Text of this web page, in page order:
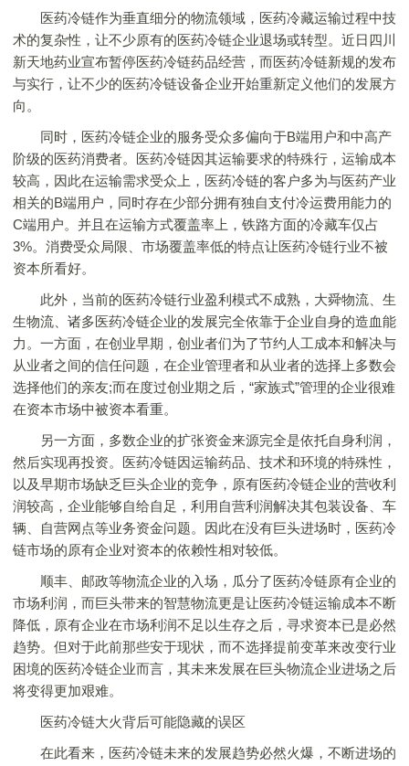
医药冷链作为垂直细分的物流领域，医药冷藏运输过程中技
术的复杂性，让不少原有的医药冷链企业退场或转型。近日四川
新天地药业宣布暂停医药冷链药品经营，而医药冷链新规的发布
与实行，让不少的医药冷链设备企业开始重新定义他们的发展方
向。
同时，医药冷链企业的服务受众多偏向于B端用户和中高产
阶级的医药消费者。医药冷链因其运输要求的特殊行，运输成本
较高，因此在运输需求受众上，医药冷链的客户多为与医药产业
相关的B端用户，同时存在少部分拥有独自支付冷运费用能力的
C端用户。并且在运输方式覆盖率上，铁路方面的冷藏车仅占
3%。消费受众局限、市场覆盖率低的特点让医药冷链行业不被
资本所看好。
此外，当前的医药冷链行业盈利模式不成熟，大舜物流、生
生物流、诸多医药冷链企业的发展完全依靠于企业自身的造血能
力。一方面，在创业早期，创业者们为了节约人工成本和解决与
从业者之间的信任问题，在企业管理者和从业者的选择上多数会
选择他们的亲友;而在度过创业期之后，“家族式”管理的企业很难
在资本市场中被资本看重。
另一方面，多数企业的扩张资金来源完全是依托自身利润，
然后实现再投资。医药冷链因运输药品、技术和环境的特殊性，
以及早期市场缺乏巨头企业的竞争，原有医药冷链企业的营收利
润较高，企业能够自给自足，利用自营利润解决其包装设备、车
辆、自营网点等业务资金问题。因此在没有巨头进场时，医药冷
链市场的原有企业对资本的依赖性相对较低。
顺丰、邮政等物流企业的入场，瓜分了医药冷链原有企业的
市场利润，而巨头带来的智慧物流更是让医药冷链运输成本不断
降低，原有企业在市场利润不足以生存之后，寻求资本已是必然
趋势。但对于此前那些安于现状，而不选择提前变革来改变行业
困境的医药冷链企业而言，其未来发展在巨头物流企业进场之后
将变得更加艰难。
医药冷链大火背后可能隐藏的误区
在此看来，医药冷链未来的发展趋势必然火爆，不断进场的